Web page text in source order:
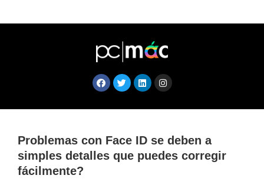
Problemas con Face ID se deben a
simples detalles que puedes corregir
fácilmente?